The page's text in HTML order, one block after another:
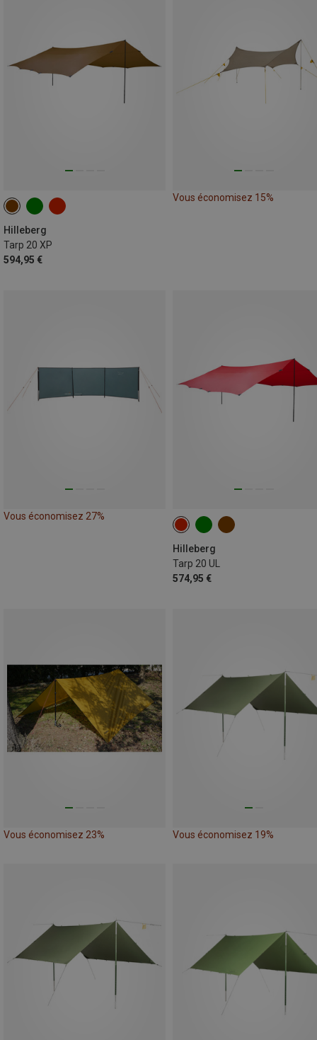
Hilleberg
Tarp 20 XP
594,95 €
Vous économisez 15%
Vous économisez 27%
Hilleberg
Tarp 20 UL
574,95 €
Vous économisez 23% Vous économisez 19%